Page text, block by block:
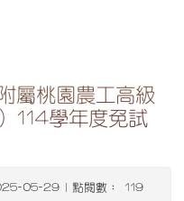
屬桃園農工高級
114學年度免試
05-29 | 點閱數： 119